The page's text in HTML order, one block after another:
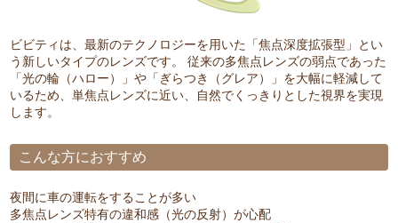
ビビティは、最新のテクノロジーを用いた「焦点深度拡張型」とい
う新しいタイプのレンズです。 従来の多焦点レンズの弱点であった
「光の輪（ハロー）」や「ぎらつき（グレア）」を大幅に軽減して
いるため、単焦点レンズに近い、自然でくっきりとした視界を実現
します。
こんな方におすすめ
夜間に車の運転をすることが多い
多焦点レンズ特有の違和感（光の反射）が心配